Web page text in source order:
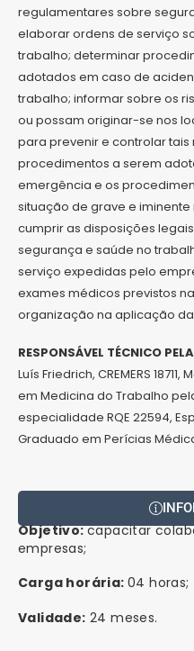
regulamentares sobre
elaborar ordens de serviço
trabalho; determinar
adotados em caso de
trabalho; informar sobre os
ou possam originar-se nos
para prevenir e controlar tais
procedimentos a serem
emergência e os
situação de grave e
cumprir as disposições
segurança e saúde no
serviço expedidas pelo
exames médicos previstos
organização na aplicação
RESPONSÁVEL TÉCNICO
Luís Friedrich, CREMERS
em Medicina do Trabalho
especialidade RQE 22594,
Graduado em Perícias
Objetivo:capacitar
empresas;
Carga horária: 04 horas;
Validade: 24 meses.